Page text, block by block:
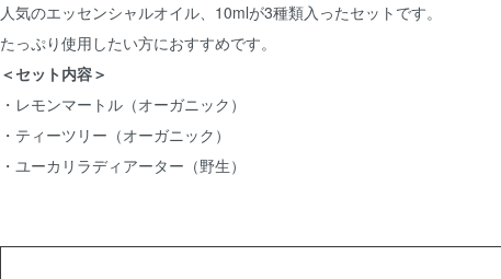
人気のエッセンシャルオイル、10mlが3種類入ったセットです。
たっぷり使用したい方におすすめです。
＜セット内容＞
・レモンマートル（オーガニック）
・ティーツリー（オーガニック）
・ユーカリラディアーター（野生）